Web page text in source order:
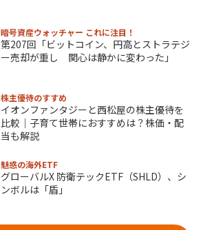
暗号資産ウォッチャー これに注目！
第207回「ビットコイン、円高とストラテジ
ー売却が重し 関心は静かに変わった」
株主優待のすすめ
イオンファンタジーと西松屋の株主優待を
比較｜子育て世帯におすすめは？株価・配
当も解説
魅惑の海外ETF
グローバルX 防衛テックETF（SHLD）、シ
ンボルは「盾」